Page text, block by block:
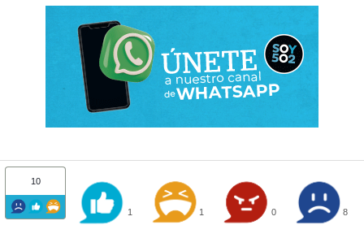
10
1 1 0 8